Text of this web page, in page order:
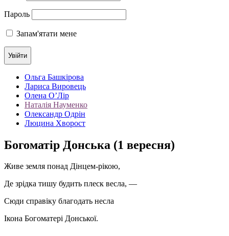
Пароль
Запам'ятати мене
Ольга Башкірова
Лариса Вировець
Олена О’Лір
Наталія Науменко
Олександр Одрін
Люцина Хворост
Богоматір Донська (1 вересня)
Живе земля понад Дінцем-рікою,
Де зрідка тишу будить плеск весла, —
Сюди справіку благодать несла
Ікона Богоматері Донської.